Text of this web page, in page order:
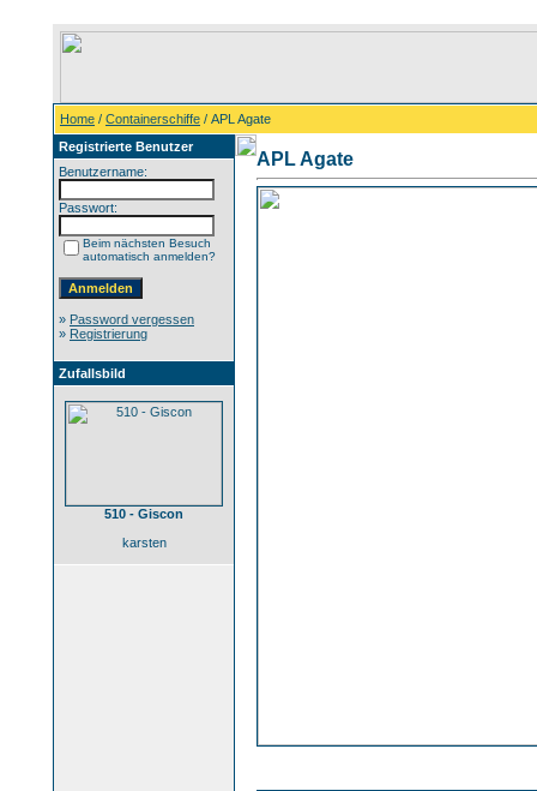
Home / Containerschiffe / APL Agate
Registrierte Benutzer
Benutzername:
Passwort:
Beim nächsten Besuch
automatisch anmelden?
» Password vergessen
» Registrierung
Zufallsbild
510 - Giscon
karsten
APL Agate